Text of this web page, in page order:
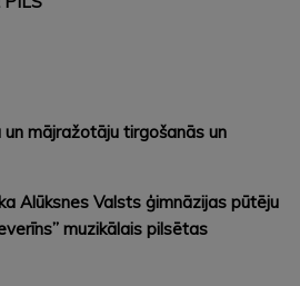
mājražotāju tirgošanās un
Alūksnes Valsts ģimnāzijas pūtēju
muzikālais pilsētas